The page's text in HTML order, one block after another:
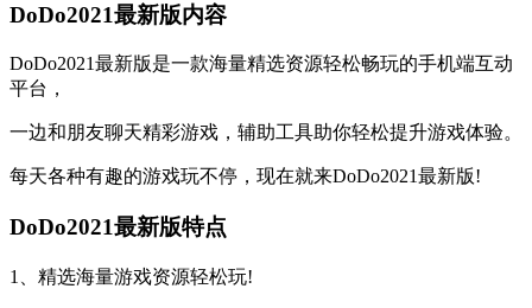
DoDo2021最新版内容
DoDo2021最新版是一款海量精选资源轻松畅玩的手机端互动
平台，
一边和朋友聊天精彩游戏，辅助工具助你轻松提升游戏体验。
每天各种有趣的游戏玩不停，现在就来DoDo2021最新版!
DoDo2021最新版特点
1、精选海量游戏资源轻松玩!